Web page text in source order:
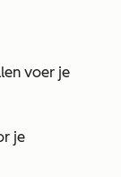
voer je
je